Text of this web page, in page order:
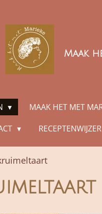
Maak
MAAK HET MET
RECEPTENWIJZER